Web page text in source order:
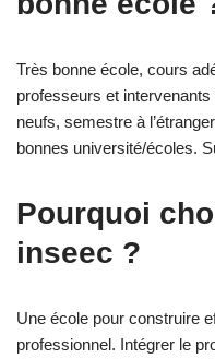
Très bonne école, cours
professeurs et
neufs, semestre à
bonnes université/écoles.
Pourquoi
inseec ?
Une école pour construire
professionnel. Intégrer le